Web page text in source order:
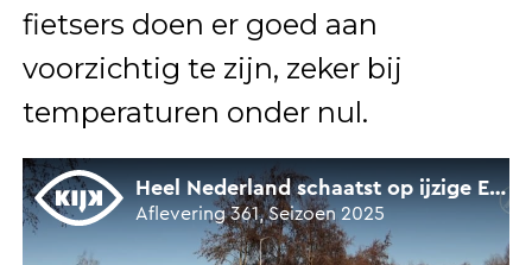
fietsers doen er goed aan
voorzichtig te zijn, zeker bij
temperaturen onder nul.